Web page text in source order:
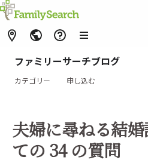
ファミリーサーチブログ
カテゴリー 申し込む
夫婦に尋ねる結
ての 34 の質問